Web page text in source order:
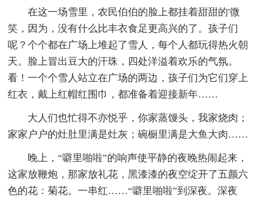
在这一场雪里，农民伯伯的脸上都挂着甜甜的'微
笑，因为，没有什么比丰衣食足更高兴的了。孩子们
呢？个个都在广场上堆起了雪人，每个人都玩得热火朝
天。脸上冒出豆大的汗珠，四处洋溢着欢乐的气氛。
看！一个个雪人站立在广场的两边，孩子们为它们穿上
红衣，戴上红帽红围巾，都准备着迎接新年……
大人们也忙得不亦悦乎，你家蒸馒头，我家烧肉；
家家户户的灶肚里满是灶灰；碗橱里满是大鱼大肉……
晚上，“噼里啪啦”的响声使平静的夜晚热闹起来，
这家放鞭炮，那家放礼花，黑漆漆的夜空绽开了五颜六
色的花：菊花。一串红……“噼里啪啦”到深夜。深夜